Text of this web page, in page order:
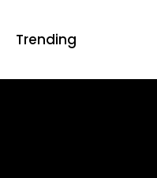
Trending